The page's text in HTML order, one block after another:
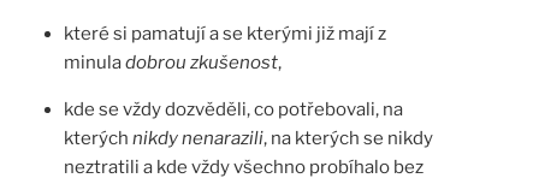
které si pamatují a se kterými již mají z
minuladobrou zkušenost,
kde se vždy dozvěděli, co potřebovali, na
kterých nikdy nenarazili, na kterých se nikdy
neztratili a kde vždy všechno probíhalo bez